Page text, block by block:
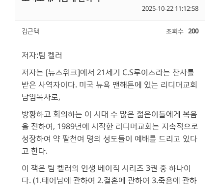
2025-10-22 11:12:58
김근택 조회수 200
저자:팀 켈러
저자는 [뉴스위크]에서 21세기 C.S루이스라는 찬사를
받은 사역자이다. 미국 뉴욕 맨해튼에 있는 리디머교회
담임목사로,
방황하고 회의하는 이 시대 수 많은 젊은이들에게 복음
을 전하여, 1989년에 시작한 리디머교회는 지속적으로
성장하여 약 팔천여 명의 성도들이 예배를 드리고 있다
고 한다.
이 책은 팀 켈러의 인생 베이직 시리즈 3권 중 하나이
다. (1.태어남에 관하여 2.결혼에 관하여 3.죽음에 관하